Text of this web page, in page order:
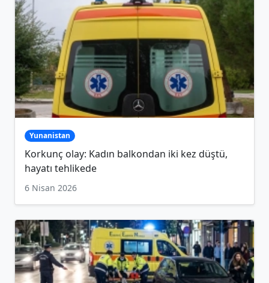
Yunanistan
Korkunç olay: Kadın balkondan iki kez düştü,
hayatı tehlikede
6 Nisan 2026